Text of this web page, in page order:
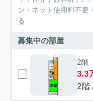
ン・ネット使用料不要
る
募集中の部屋
2階
3.3
2階